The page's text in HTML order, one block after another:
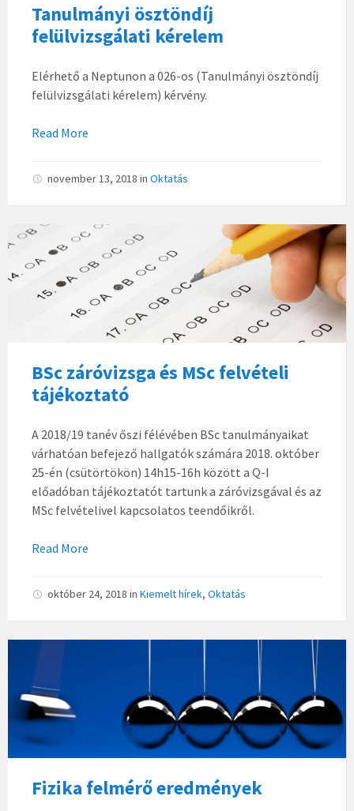
Tanulmányi ösztöndíj
felülvizsgálati kérelem
Elérhető a Neptunon a 026-os (Tanulmányi ösztöndíj
felülvizsgálati kérelem) kérvény.
Read More
november 13, 2018 in Oktatás
BSc záróvizsga és MSc felvételi
tájékoztató
A 2018/19 tanév őszi félévében BSc tanulmányaikat
várhatóan befejező hallgatók számára 2018. október
25-én (csütörtökön) 14h15-16h között a Q-I
előadóban tájékoztatót tartunk a záróvizsgával és az
MSc felvételivel kapcsolatos teendőikről.
Read More
október 24, 2018 in Kiemelt hírek, Oktatás
Fizika felmérő eredmények